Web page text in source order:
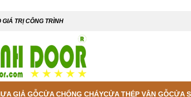
GIÁ TRỊ CÔNG TRÌNH
GIẢ GỖCỬA CHỐNG CHÁYCỬA THÉP VÂN GỖCỬA